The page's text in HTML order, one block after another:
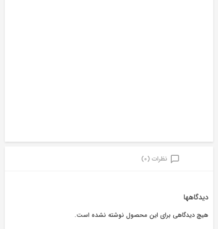
نظرات (0)
دیدگاهها
هیچ دیدگاهی برای این محصول نوشته نشده است.